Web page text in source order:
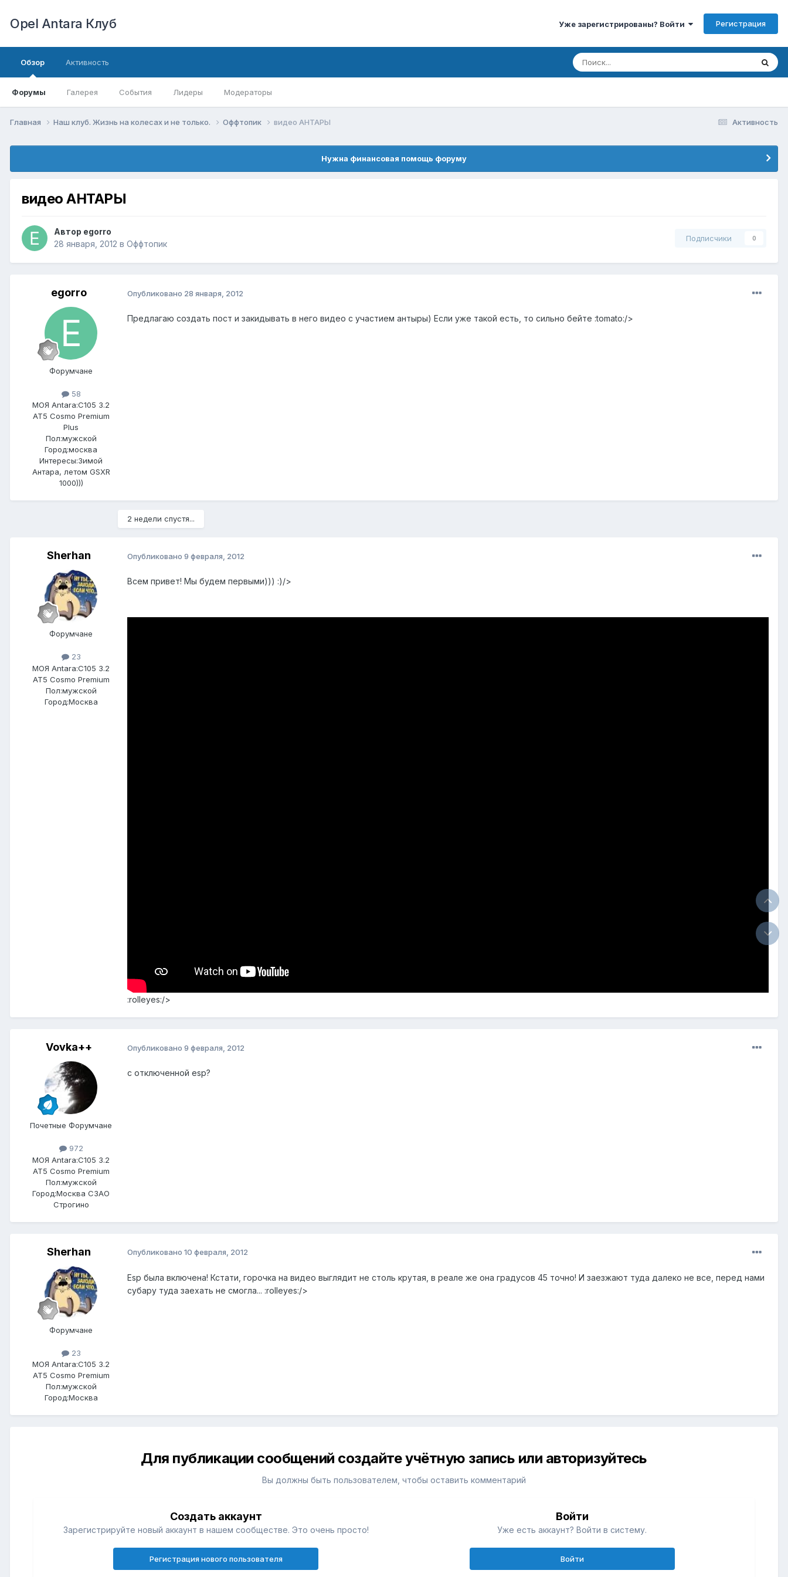
Opel Antara Клуб Уже зарегистрированы? Войти Регистрация
Обзор
Форумы Галерея События Лидеры Модераторы
Активность
Активность
Главная Наш клуб. Жизнь на колесах и не только. Оффтопик видео АНТАРЫ
Нужна финансовая помощь форуму
видео АНТАРЫ
Автор egorro
28 января, 2012 в Оффтопик
Подписчики 0
egorro
Форумчане
58
МОЯ Antara:C105 3.2
AT5 Cosmo Premium
Plus
Пол:мужской
Город:москва
Интересы:Зимой
Антара, летом GSXR
1000)))
Опубликовано 28 января, 2012
Предлагаю создать пост и закидывать в него видео с участием антыры) Если уже такой есть, то сильно бейте :tomato:/>
2 недели спустя...
Sherhan
Форумчане
23
МОЯ Antara:C105 3.2
AT5 Cosmo Premium
Пол:мужской
Город:Москва
Опубликовано 9 февраля, 2012
Всем привет! Мы будем первыми))) :)/>
:rolleyes:/>
Vovka++
Почетные Форумчане
972
МОЯ Antara:C105 3.2
AT5 Cosmo Premium
Пол:мужской
Город:Москва СЗАО
Строгино
Опубликовано 9 февраля, 2012
с отключенной esp?
Sherhan
Форумчане
23
МОЯ Antara:C105 3.2
AT5 Cosmo Premium
Пол:мужской
Город:Москва
Опубликовано 10 февраля, 2012
Esp была включена! Кстати, горочка на видео выглядит не столь крутая, в реале же она градусов 45 точно! И заезжают туда далеко не все, перед нами
субару туда заехать не смогла... :rolleyes:/>
Для публикации сообщений создайте учётную запись или авторизуйтесь
Вы должны быть пользователем, чтобы оставить комментарий
Создать аккаунт
Зарегистрируйте новый аккаунт в нашем сообществе. Это очень просто!
Регистрация нового пользователя
Войти
Уже есть аккаунт? Войти в систему.
Войти